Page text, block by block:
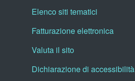
Elenco siti tematici
Fatturazione elettronica
Valuta il sito
Dichiarazione di accessibilità